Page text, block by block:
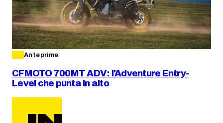
Anteprime
CFMOTO 700MT ADV: l'Adventure Entry-
Level che punta in alto